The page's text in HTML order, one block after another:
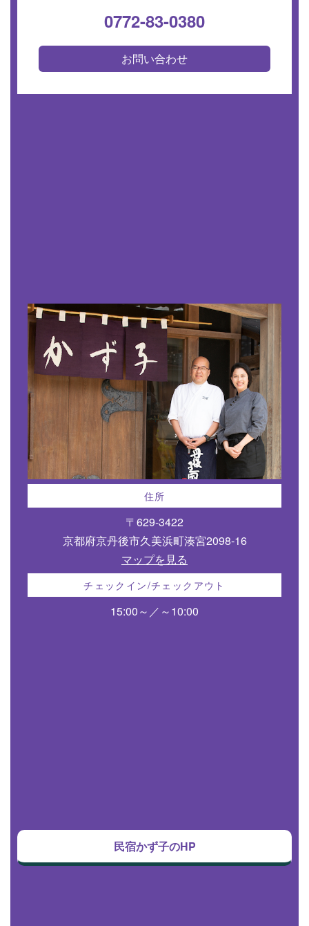
0772-83-0380
お問い合わせ
住所
〒629-3422
京都府京丹後市久美浜町湊宮2098-16
マップを見る
チェックイン/チェックアウト
15:00～／～10:00
民宿かず子のHP